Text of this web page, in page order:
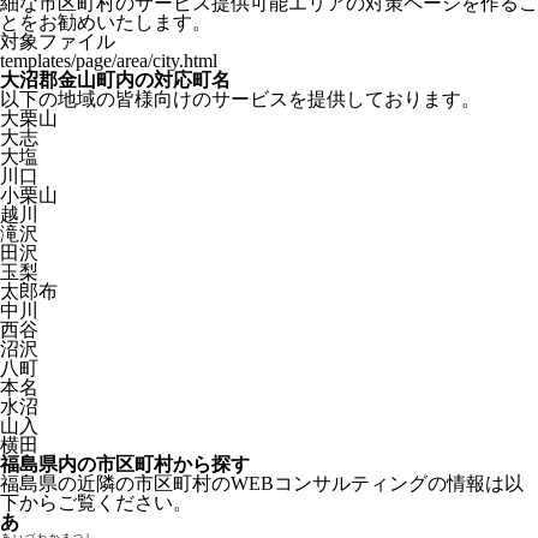
とをお勧めいたします。
対象ファイル
templates/page/area/city.html
大沼郡金山町内の対応町名
以下の地域の皆様向けのサービスを提供しております。
大栗山
大志
大塩
川口
小栗山
越川
滝沢
田沢
玉梨
太郎布
中川
西谷
沼沢
八町
本名
水沼
山入
横田
福島県内の市区町村から探す
福島県の近隣の市区町村のWEBコンサルティングの情報は以
下からご覧ください。
あ